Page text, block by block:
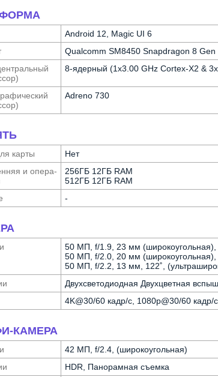
Android 12, Magic UI 6
Qualcomm SM8450 Snapdragon 8
8-ядерный (1x3.00 GHz Cortex-X2 &
Adreno 730
карты
Нет
и опера­
256ГБ 12ГБ RAM
512ГБ 12ГБ RAM
-
50 МП, f/1.9, 23 мм (широкоугольная),
50 МП, f/2.0, 20 мм (широкоугольная),
50 МП, f/2.2, 13 мм, 122˚,
Двух­светодиодная Двухцветная
4K@30/60 кадр/с, 1080p@30/60 кадр/
КАМЕРА
42 МП, f/2.4, (широкоугольная)
HDR, Панорамная съемка